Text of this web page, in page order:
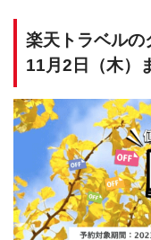
楽天トラベル
11月2日（木）